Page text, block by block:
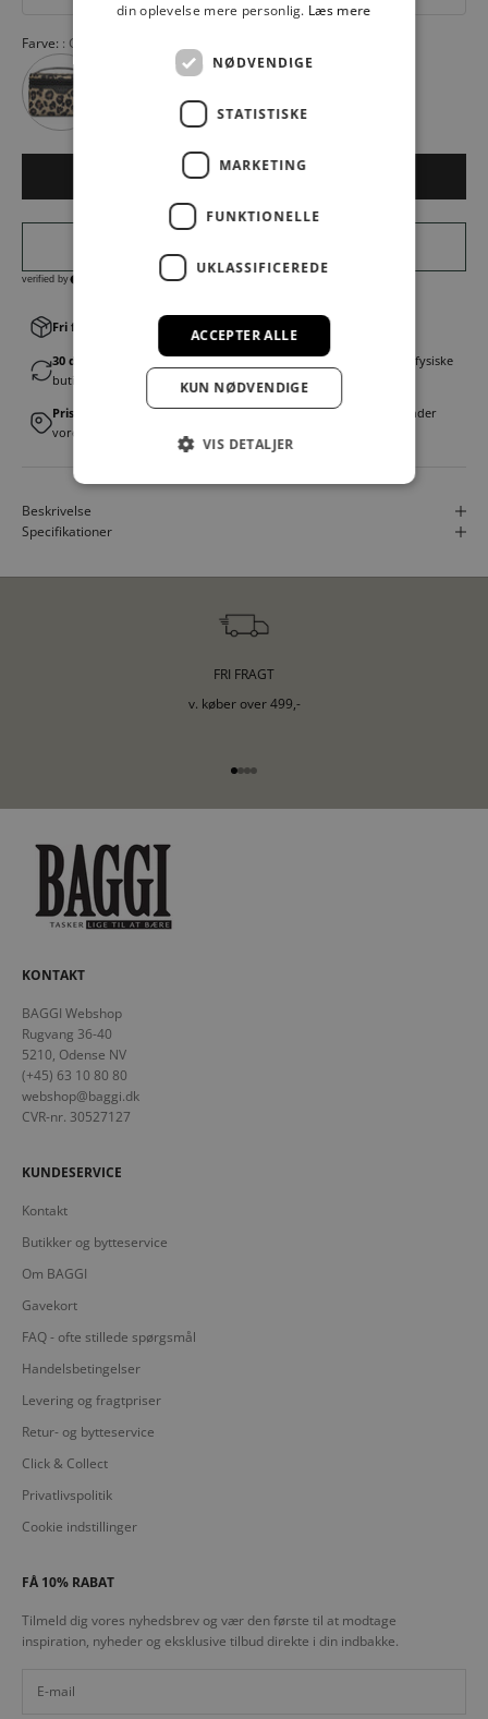
Farve: GEOMETRISK 001
LÆG I KURV
Fri fragt v. køb over 499,00 kr.│Levering 1-3 hverdage
30 dages fortrydelsesret│Byt eller returner gratis i en af vores fysiske
butikker
Prismatch
│Vi tilbyder landsdækkende prisgaranti. Læs mere under
vores FAQ
Beskrivelse
Specifikationer
FRI FRAGT
v. køber over 499,-
Gå til element 1
Gå til element 2
Gå til element 3
Gå til element 4
KONTAKT
BAGGI Webshop
Rugvang 36-40
5210, Odense NV
(+45) 63 10 80 80
webshop@baggi.dk
CVR-nr. 30527127
KUNDESERVICE
Kontakt
Butikker og bytteservice
Om BAGGI
Gavekort
FAQ - ofte stillede spørgsmål
Handelsbetingelser
Levering og fragtpriser
Retur- og bytteservice
Click & Collect
Privatlivspolitik
Cookie indstillinger
FÅ 10% RABAT
Tilmeld dig vores nyhedsbrev og vær den første til at modtage
inspiration, nyheder og eksklusive tilbud direkte i din indbakke.
din oplevelse mere personlig. Læs mere
NØDVENDIGE
STATISTISKE
MARKETING
FUNKTIONELLE
UKLASSIFICEREDE
ACCEPTER ALLE
KUN NØDVENDIGE
VIS DETALJER